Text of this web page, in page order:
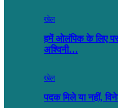
खेल
हमें ओलंपिक के लिए
अश्विनी…
खेल
पदक मिले या नहीं,